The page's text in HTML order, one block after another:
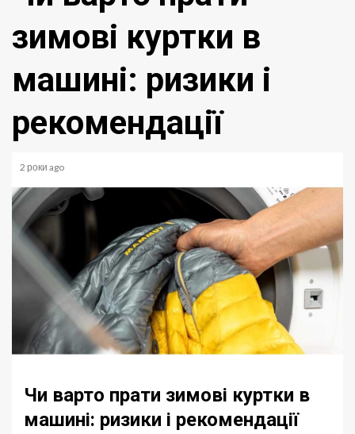
зимові куртки в
машині: ризики і
рекомендації
2 роки ago
Чи варто прати зимові куртки в
машині: ризики і рекомендації